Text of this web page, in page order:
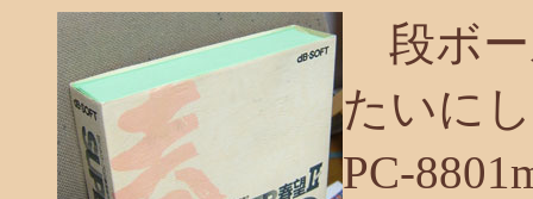
段ボー
たいに
PC-